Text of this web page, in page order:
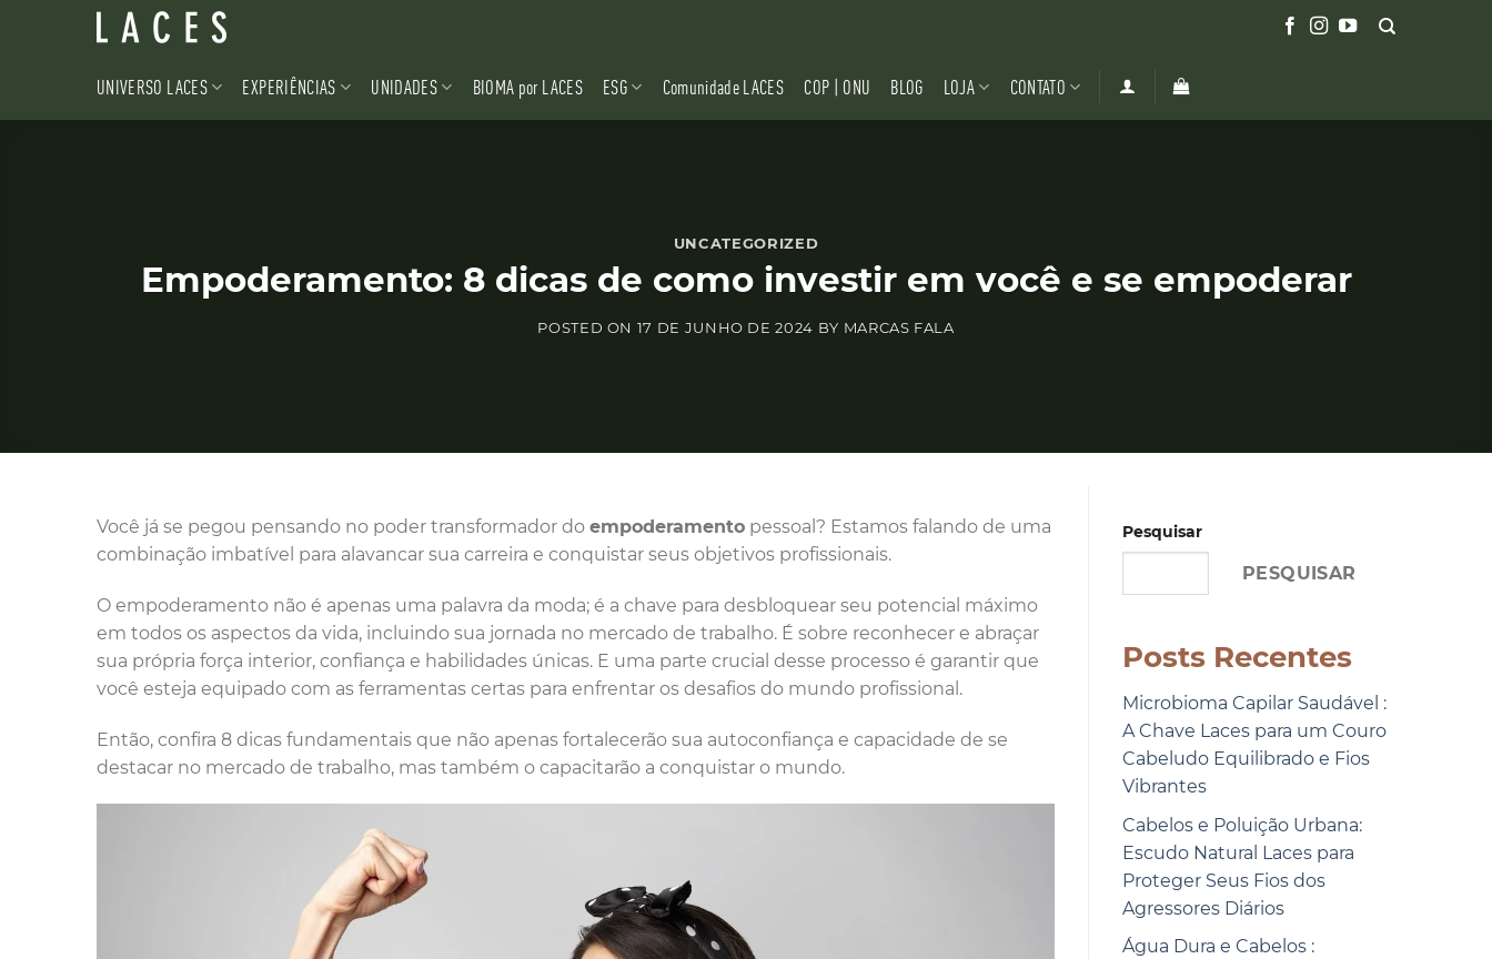
UNIVERSO LACES EXPERIÊNCIAS UNIDADES BIOMA por LACES ESG Comunidade LACES COP | ONU BLOG LOJA CONTATO
UNCATEGORIZED
Empoderamento: 8 dicas de como investir em você e se empoderar
POSTED ON 17 DE JUNHO DE 2024 BY MARCAS FALA
Você já se pegou pensando no poder transformador do empoderamento pessoal? Estamos falando de uma
combinação imbatível para alavancar sua carreira e conquistar seus objetivos profissionais.
O empoderamento não é apenas uma palavra da moda; é a chave para desbloquear seu potencial máximo
em todos os aspectos da vida, incluindo sua jornada no mercado de trabalho. É sobre reconhecer e abraçar
sua própria força interior, confiança e habilidades únicas. E uma parte crucial desse processo é garantir que
você esteja equipado com as ferramentas certas para enfrentar os desafios do mundo profissional.
Então, confira 8 dicas fundamentais que não apenas fortalecerão sua autoconfiança e capacidade de se
destacar no mercado de trabalho, mas também o capacitarão a conquistar o mundo.
Pesquisar
PESQUISAR
Posts Recentes
Microbioma Capilar Saudável :
A Chave Laces para um Couro
Cabeludo Equilibrado e Fios
Vibrantes
Cabelos e Poluição Urbana:
Escudo Natural Laces para
Proteger Seus Fios dos
Agressores Diários
Água Dura e Cabelos :